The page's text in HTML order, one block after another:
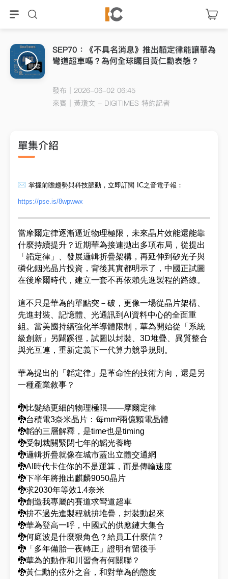
SEP70：《不具名消息》推出韜定律能讓華為
彎道超車嗎？為何全球矚目黃仁勳表態？
發布｜2026-06-02 06:45
來賓｜ 黃瓊文 - DIGITIMES 特約記者
單集介紹
掌握前瞻趨勢與科技脈動，立即訂閱 IC之音電子報 ：
https://pse.is/8wpwwx
當摩爾定律逐漸逼近物理極限，未來晶片效能還能靠
什麼持續提升？近期華為接連拋出多項布局，從提出
「韜定律」、發展邏輯折疊架構，再延伸到矽光子與
磷化銦光晶片投資，背後其實都明示了，中國正試圖
在後摩爾時代，建立一套不再依賴先進製程的路線。
這不只是華為的單點突－破，更像一場從晶片架構、
先進封裝、記憶體、光通訊到AI資料中心的全面重
組。當美國持續強化半導體限制，華為開始從「系統
級創新」另闢蹊徑，試圖以封裝、3D堆疊、異質整合
與光互連，重新定義下一代算力競爭規則。
華為提出的「韜定律」是革命性的技術方向，還是另
一種產業敘事？
🐉比髮絲更細的物理極限——摩爾定律
🐉台積電3奈米晶片：每mm²兩億顆電晶體
🐉韜的三層解釋，是time也是timing
🐉受制裁關緊閉七年的韜光養晦
🐉邏輯折疊就像在城市蓋出立體交通網
🐉AI時代卡住你的不是運算，而是傳輸速度
🐉下半年將推出麒麟9050晶片
🐉求2030年等效1.4奈米
🐉創造我專屬的賽道求彎道超車
🐉拚不過先進製程就拚堆疊，封裝動起來
🐉華為登高一呼，中國式的供應鏈大集合
🐉何庭波是什麼狠角色？給員工什麼信？
🐉「多年備胎一夜轉正」證明有留後手
🐉華為的動作和川習會有何關聯？
🐉黃仁勳的弦外之音，和對華為的態度